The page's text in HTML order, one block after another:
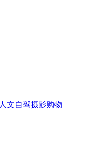
人文自驾摄影购物